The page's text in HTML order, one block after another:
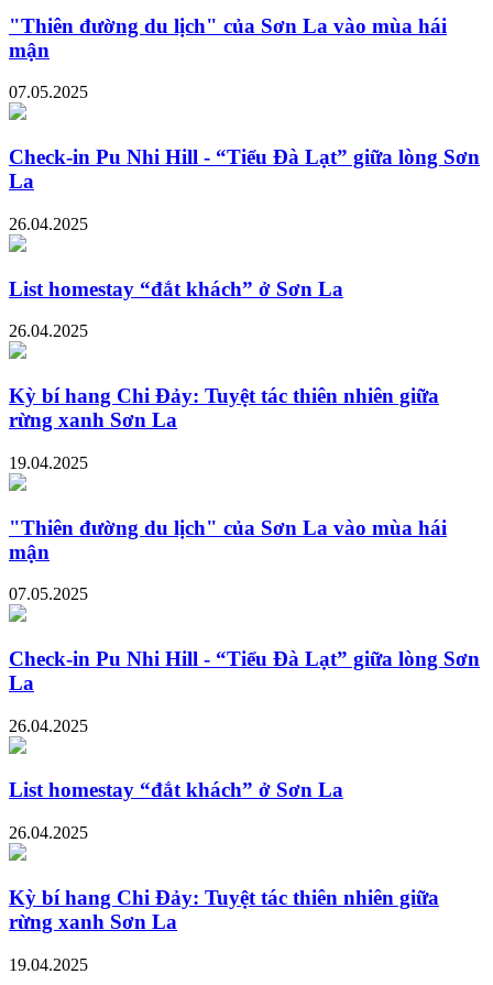
"Thiên đường du lịch" của Sơn La vào mùa hái
mận
07.05.2025
Check-in Pu Nhi Hill - “Tiểu Đà Lạt” giữa lòng Sơn
La
26.04.2025
List homestay “đắt khách” ở Sơn La
26.04.2025
Kỳ bí hang Chi Đảy: Tuyệt tác thiên nhiên giữa
rừng xanh Sơn La
19.04.2025
"Thiên đường du lịch" của Sơn La vào mùa hái
mận
07.05.2025
Check-in Pu Nhi Hill - “Tiểu Đà Lạt” giữa lòng Sơn
La
26.04.2025
List homestay “đắt khách” ở Sơn La
26.04.2025
Kỳ bí hang Chi Đảy: Tuyệt tác thiên nhiên giữa
rừng xanh Sơn La
19.04.2025